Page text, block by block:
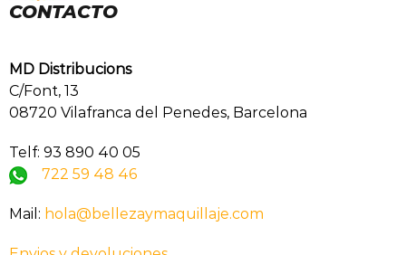
CONTACTO
MD Distribucions
C/Font, 13
08720 Vilafranca del Penedes, Barcelona
Telf: 93 890 40 05
722 59 48 46
Mail: hola@bellezaymaquillaje.com